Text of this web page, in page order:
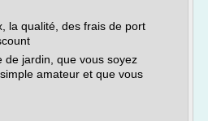
la qualité, des frais de port
de jardin, que vous soyez
amateur et que vous